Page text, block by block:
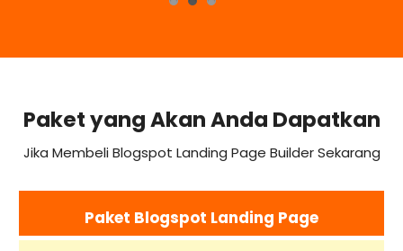
Paket yang Akan Anda Dapatkan
Jika Membeli Blogspot Landing Page Builder Sekarang
Paket Blogspot Landing Page